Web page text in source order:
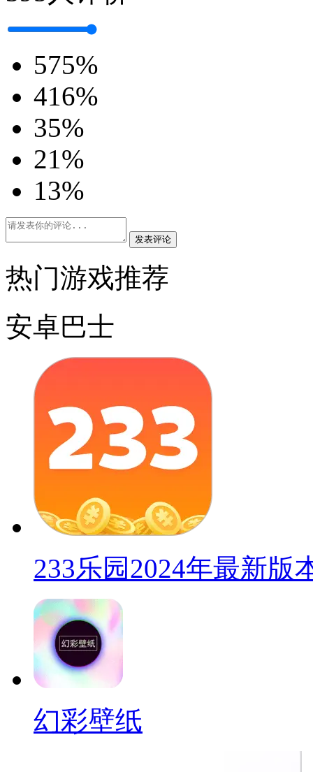
575%
416%
35%
21%
1 3%
发表评论
热门游戏推荐
安卓巴士
233乐园2024年最新版
幻彩壁纸